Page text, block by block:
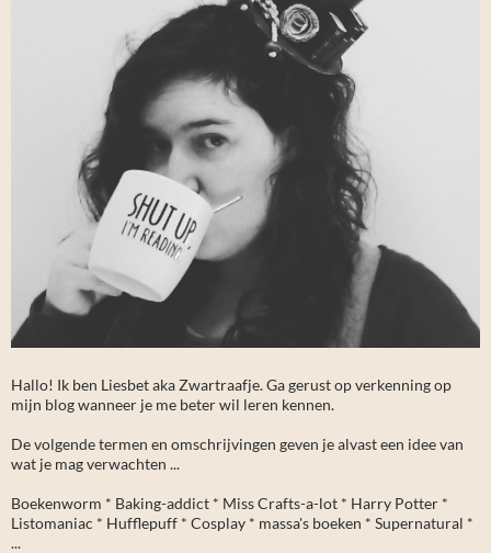
Hallo! Ik ben Liesbet aka Zwartraafje. Ga gerust op verkenning op
mijn blog wanneer je me beter wil leren kennen.
De volgende termen en omschrijvingen geven je alvast een idee van
wat je mag verwachten ...
Boekenworm * Baking-addict * Miss Crafts-a-lot * Harry Potter *
Listomaniac * Hufflepuff * Cosplay * massa's boeken * Supernatural *
...